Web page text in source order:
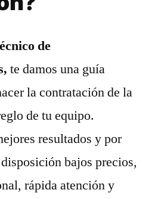
de
te damos una guía
la contratación de la
de tu equipo.
resultados y por
bajos precios,
rápida atención y